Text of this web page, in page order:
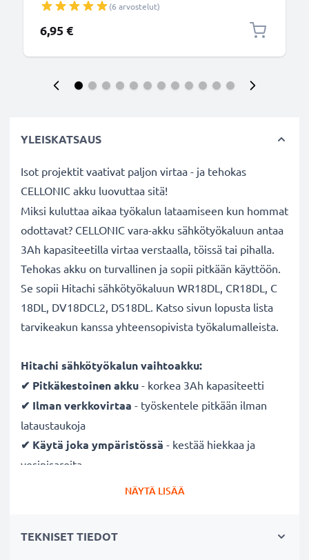
(6 arvostelut)
6,95 €
YLEISKATSAUS
Isot projektit vaativat paljon virtaa - ja tehokas
CELLONIC akku luovuttaa sitä!
Miksi kuluttaa aikaa työkalun lataamiseen kun hommat
odottavat? CELLONIC vara-akku sähkötyökaluun antaa
3Ah kapasiteetilla virtaa verstaalla, töissä tai pihalla.
Tehokas akku on turvallinen ja sopii pitkään käyttöön.
Se sopii Hitachi sähkötyökaluun WR18DL, CR18DL, C
18DL, DV18DCL2, DS18DL. Katso sivun lopusta lista
tarvikeakun kanssa yhteensopivista työkalumalleista.
Hitachi sähkötyökalun vaihtoakku:
✔ Pitkäkestoinenakku - korkea 3Ah kapasiteetti
✔ Ilman verkkovirtaa - työskentele pitkään ilman
lataustaukoja
✔ Käytä joka ympäristössä - kestää hiekkaa ja
vesipisaroita
✔ Säännöllinen ja kattava testaus
moderni Litium-tekniikka ilman vaikutusta muistiin
NÄYTÄ LISÄÄ
TEKNISET TIEDOT